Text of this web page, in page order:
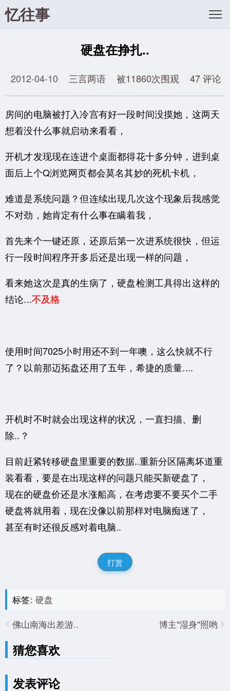
忆往事
硬盘在挣扎..
2012-04-10 三言两语 被11860次围观 47 评论
房间的电脑被打入冷宫有好一段时间没摸她，这两天
想着没什么事就启动来看看，
开机才发现现在连进个桌面都得花十多分钟，进到桌
面后上个Q浏览网页都会莫名其妙的死机卡机，
难道是系统问题？但连续出现几次这个现象后我感觉
不对劲，她肯定有什么事在瞒着我，
首先来个一键还原，还原后第一次进系统很快，但运
行一段时间程序开多后还是出现一样的问题，
看来她这次是真的生病了，硬盘检测工具得出这样的
结论...不及格
使用时间7025小时用还不到一年噢，这么快就不行
了？以前那迈拓盘还用了五年，希捷的质量....
开机时不时就会出现这样的状况，一直扫描、删
除..？
目前赶紧转移硬盘里重要的数据..重新分区隔离坏道重
装看看，要是在出现这样的问题只能买新硬盘了，
现在的硬盘价还是水涨船高，在考虑要不要买个二手
硬盘将就用着，现在没像以前那样对电脑痴迷了，
甚至有时还很反感对着电脑..
打赏
标签: 硬盘
佛山南海出差游..
博主"湿身"照哟
猜您喜欢
发表评论